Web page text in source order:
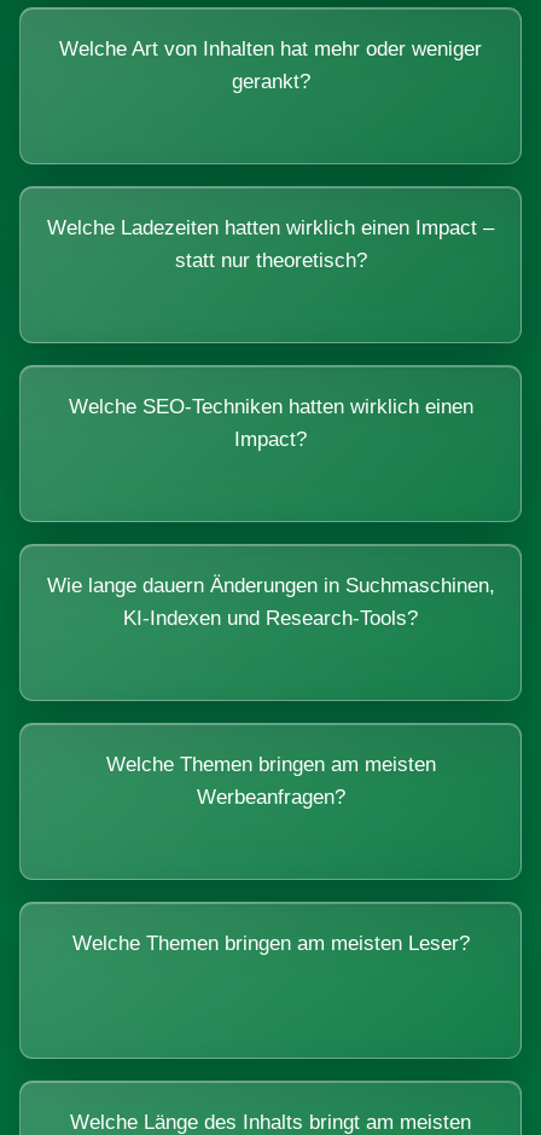
Welche Art von Inhalten hat mehr oder weniger
gerankt?
Welche Ladezeiten hatten wirklich einen Impact –
statt nur theoretisch?
Welche SEO-Techniken hatten wirklich einen
Impact?
Wie lange dauern Änderungen in Suchmaschinen,
KI-Indexen und Research-Tools?
Welche Themen bringen am meisten
Werbeanfragen?
Welche Themen bringen am meisten Leser?
Welche Länge des Inhalts bringt am meisten